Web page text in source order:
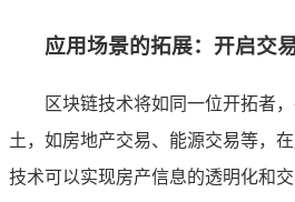
应用场景的拓展：开启交
区块链技术将如同一位开拓者
土，如房地产交易、能源交易等，
技术可以实现房产信息的透明化和